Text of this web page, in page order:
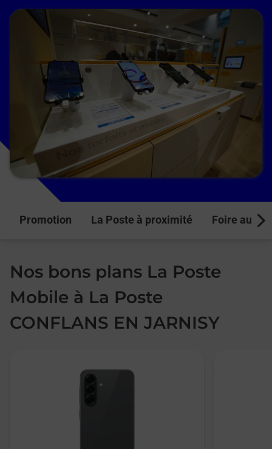
Promotion La Poste à proximité Foire aux
Nos bons plans La Poste
Mobile à La Poste
CONFLANS EN JARNISY